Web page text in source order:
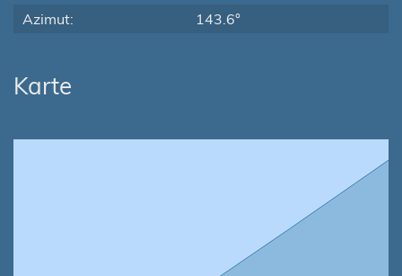
Azimut:
143.6°
Karte